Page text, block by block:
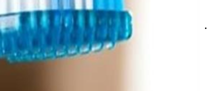
«الصحة» تقدم روشتة للحفاظ على صحة الفم